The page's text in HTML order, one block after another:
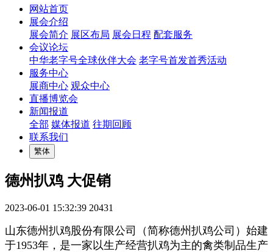
网站首页
展会介绍
展会简介 展区布局 展会日程 配套服务
会议论坛
中华老字号全球伙伴大会 老字号首发首秀活动
服务中心
展商中心 观众中心
直播博览会
新闻报道
全部 媒体报道 往期回顾
联系我们
繁体
德州扒鸡 大促销
2023-06-01 15:32:39 20431
山东德州扒鸡股份有限公司（简称德州扒鸡公司）始建
于1953年，是一家以生产经营扒鸡为主的禽类制品生产